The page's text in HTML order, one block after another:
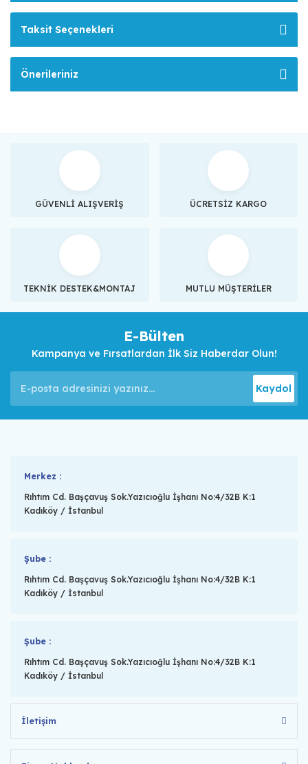
Taksit Seçenekleri
Önerileriniz
GÜVENLİ ALIŞVERİŞ ÜCRETSİZ KARGO
TEKNİK DESTEK&MONTAJ MUTLU MÜŞTERİLER
E-Bülten
Kampanya ve Fırsatlardan İlk Siz Haberdar Olun!
Kaydol
Merkez :
Rıhtım Cd. Başçavuş Sok.Yazıcıoğlu İşhanı No:4/32B K:1
Kadıköy / İstanbul
Şube :
Rıhtım Cd. Başçavuş Sok.Yazıcıoğlu İşhanı No:4/32B K:1
Kadıköy / İstanbul
Şube :
Rıhtım Cd. Başçavuş Sok.Yazıcıoğlu İşhanı No:4/32B K:1
Kadıköy / İstanbul
İletişim